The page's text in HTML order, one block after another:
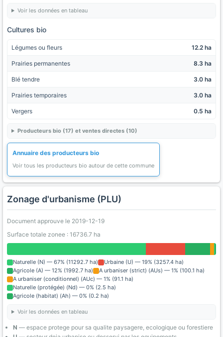
Voir les données en tableau
Cultures bio
Légumes ou fleurs 12.2 ha
Prairies permanentes 8.3 ha
Blé tendre 3.0 ha
Prairies temporaires 3.0 ha
Vergers 0.5 ha
Producteurs bio (17) et ventes directes (10)
Annuaire des producteurs bio
Voir tous les producteurs bio autour de cette commune
Zonage d'urbanisme (PLU)
Document approuve le 2019-12-19
Surface totale zonee : 16736.7 ha
Naturelle (N) — 67% (11292.7 ha)
Urbaine (U) — 19% (3257.4 ha)
Agricole (A) — 12% (1992.7 ha)
A urbaniser (strict) (AUs) — 1% (100.1 ha)
A urbaniser (conditionnel) (AUc) — 1% (91.1 ha)
Naturelle (protégée) (Nd) — 0% (2.5 ha)
Agricole (habitat) (Ah) — 0% (0.2 ha)
Voir les données en tableau
N — espace protege pour sa qualite paysagere, ecologique ou forestiere